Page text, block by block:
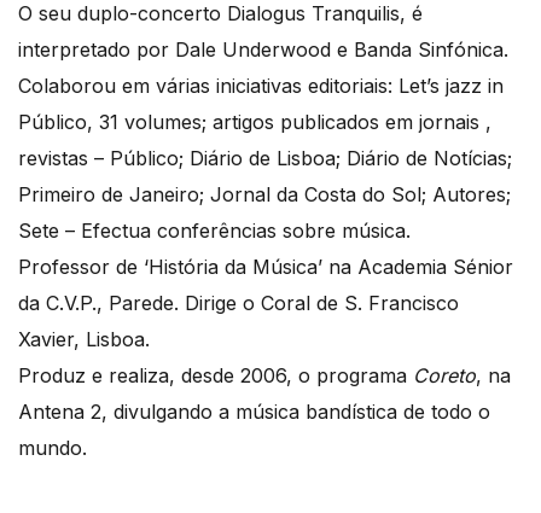
O seu duplo-concerto Dialogus Tranquilis, é
interpretado por Dale Underwood e Banda Sinfónica.
Colaborou em várias iniciativas editoriais: Let’s jazz in
Público, 31 volumes; artigos publicados em jornais ,
revistas – Público; Diário de Lisboa; Diário de Notícias;
Primeiro de Janeiro; Jornal da Costa do Sol; Autores;
Sete – Efectua conferências sobre música.
Professor de ‘História da Música’ na Academia Sénior
da C.V.P., Parede. Dirige o Coral de S. Francisco
Xavier, Lisboa.
Produz e realiza, desde 2006, o programa Coreto, na
Antena 2, divulgando a música bandística de todo o
mundo.